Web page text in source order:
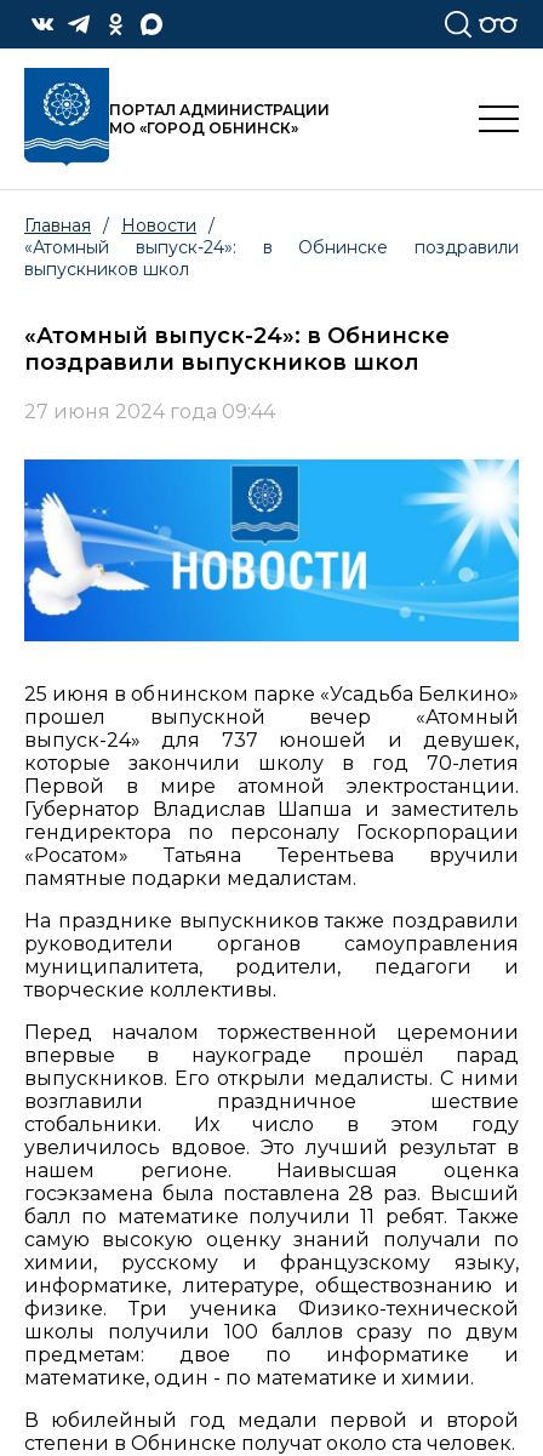
ПОРТАЛ АДМИНИСТРАЦИИ
МО «ГОРОД ОБНИНСК»
Главная / Новости
/
«Атомный выпуск-24»: в Обнинске поздравили
выпускников школ
«Атомный выпуск-24»: в Обнинске
поздравили выпускников школ
27 июня 2024 года 09:44
25 июня в обнинском парке «Усадьба Белкино»
прошел выпускной вечер «Атомный
выпуск-24» для 737 юношей и девушек,
которые закончили школу в год 70-летия
Первой в мире атомной электростанции.
Губернатор Владислав Шапша и заместитель
гендиректора по персоналу Госкорпорации
«Росатом» Татьяна Терентьева вручили
памятные подарки медалистам.
На празднике выпускников также поздравили
руководители органов самоуправления
муниципалитета, родители, педагоги и
творческие коллективы.
Перед началом торжественной церемонии
впервые в наукограде прошёл парад
выпускников. Его открыли медалисты. С ними
возглавили праздничное шествие
стобальники. Их число в этом году
увеличилось вдовое. Это лучший результат в
нашем регионе. Наивысшая оценка
госэкзамена была поставлена 28 раз. Высший
балл по математике получили 11 ребят. Также
самую высокую оценку знаний получали по
химии, русскому и французскому языку,
информатике, литературе, обществознанию и
физике. Три ученика Физико-технической
школы получили 100 баллов сразу по двум
предметам: двое по информатике и
математике, один - по математике и химии.
В юбилейный год медали первой и второй
степени в Обнинске получат около ста человек.